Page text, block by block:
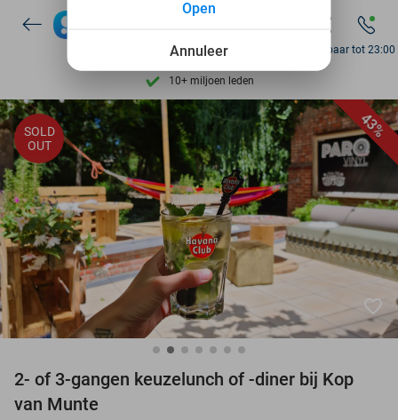
7 dagen per week beschikbaar
10+ miljoen leden
9,4 op basis van
Ontdek 15.000+ deals
7 dagen per week beschikbaar
10+ miljoen leden
Bereikbaar tot 23:00
43%
SOLD
OUT
favorite_border
2- of 3-gangen keuzelunch of -diner bij Kop
van Munte
Annuleer
Open